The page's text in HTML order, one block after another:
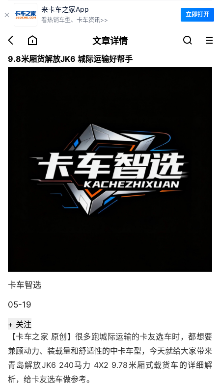

来卡车之家App
看热销车型、卡车资讯>>
立即打开
  文章详情  
9.8米厢货解放JK6 城际运输好帮手
卡车智选
05-19
+ 关注
【卡车之家 原创】很多跑城际运输的卡友选车时，都想要
兼顾动力、装载量和舒适性的中卡车型，今天就给大家带来
青岛解放JK6 240马力 4X2 9.78米厢式载货车的详细解
析，给卡友选车做参考。